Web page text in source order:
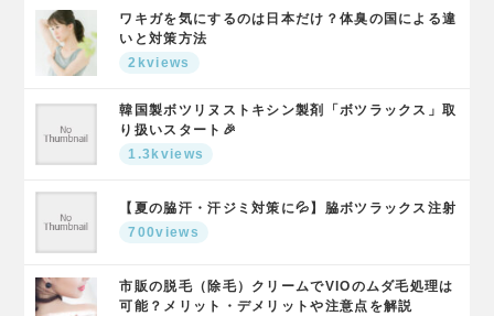
ワキガを気にするのは日本だけ？体臭の国による違
いと対策方法
2kviews
韓国製ボツリヌストキシン製剤「ボツラックス」取
り扱いスタート🎉
1.3kviews
【夏の脇汗・汗ジミ対策に💦】脇ボツラックス注射
700views
市販の脱毛（除毛）クリームでVIOのムダ毛処理は
可能？メリット・デメリットや注意点を解説